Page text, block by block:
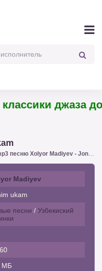
джаза до
песню Xolyor Madiyev - Jonim ukam
Madiyev
ukam
песни / Узбекиский
МБ